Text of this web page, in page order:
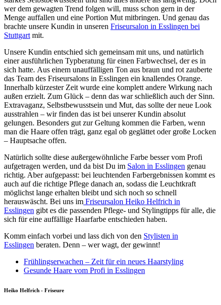
wer dem gewagten Trend folgen will, muss schon gern in der
Menge auffallen und eine Portion Mut mitbringen. Und genau das
brachte unsere Kundin in unseren Friseursalon in Esslingen bei
Stuttgartmit.
Unsere Kundin entschied sich gemeinsam mit uns, und natürlich
einer ausführlichen Typberatung für einen Farbwechsel, der es in
sich hatte. Aus einem unauffälligen Ton aus braun und rot zauberte
das Team des Friseursalons in Esslingen ein knallendes Orange.
Innerhalb kürzester Zeit wurde eine komplett andere Wirkung nach
außen erzielt. Zum Glück – denn das war schließlich auch der Sinn.
Extravaganz, Selbstbewusstsein und Mut, das sollte der neue Look
ausstrahlen – wir finden das ist bei unserer Kundin absolut
gelungen. Besonders gut zur Geltung kommen die Farben, wenn
man die Haare offen trägt, ganz egal ob geglättet oder große Locken
– Hauptsache offen.
Natürlich sollte diese außergewöhnliche Farbe besser vom Profi
aufgetragen werden, und da bist Du im Salon in Esslingen genau
richtig. Aber aufgepasst: bei leuchtenden Farbergebnissen kommt es
auch auf die richtige Pflege danach an, sodass die Leuchtkraft
möglichst lange erhalten bleibt und sich noch so schnell
herauswäscht. Bei uns im Friseursalon Heiko Helfrich in
Esslingen gibt es die passenden Pflege- und Stylingtipps für alle, die
sich für eine auffällige Haarfarbe entschieden haben.
Komm einfach vorbei und lass dich von den Stylisten in
Esslingen beraten. Denn – wer wagt, der gewinnt!
Frühlingserwachen – Zeit für ein neues Haarstyling
Gesunde Haare vom Profi in Esslingen
Heiko Helfrich - Friseure